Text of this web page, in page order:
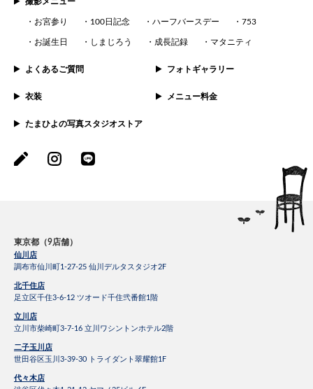
お宮参り 100日記念 ハーフバースデー 753
お誕生日 しまじろう 成長記録 マタニティ
よくあるご質問 フォトギャラリー
衣装 メニュー料金
たまひよの写真スタジオストア
東京都（9店舗）
仙川店
調布市仙川町1-27-25 仙川デルタスタジオ2F
北千住店
足立区千住3-6-12 ツオード千住弐番館1階
立川店
立川市柴崎町3-7-16 立川ワシントンホテル2階
二子玉川店
世田谷区玉川3-39-30 トライダント翠耀館1F
代々木店